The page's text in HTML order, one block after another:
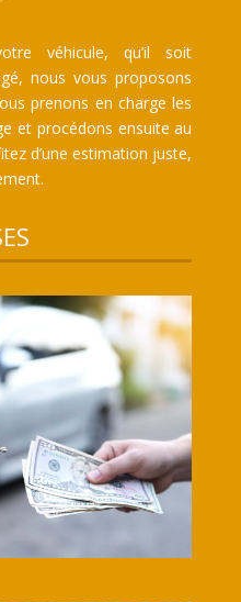
véhicule, qu’il soit
nous vous proposons
prenons en charge les
et procédons ensuite au
d’une estimation juste,